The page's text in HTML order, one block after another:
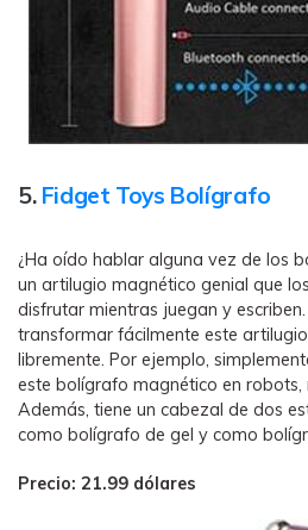
5. Fidget Toys Bolígrafo
¿Ha oído hablar alguna vez de los
un artilugio magnético genial que
disfrutar mientras juegan y
transformar fácilmente este
libremente. Por ejemplo,
este bolígrafo magnético en robots,
Además, tiene un cabezal de dos
como bolígrafo de gel y como
Precio: 21.99 dólares